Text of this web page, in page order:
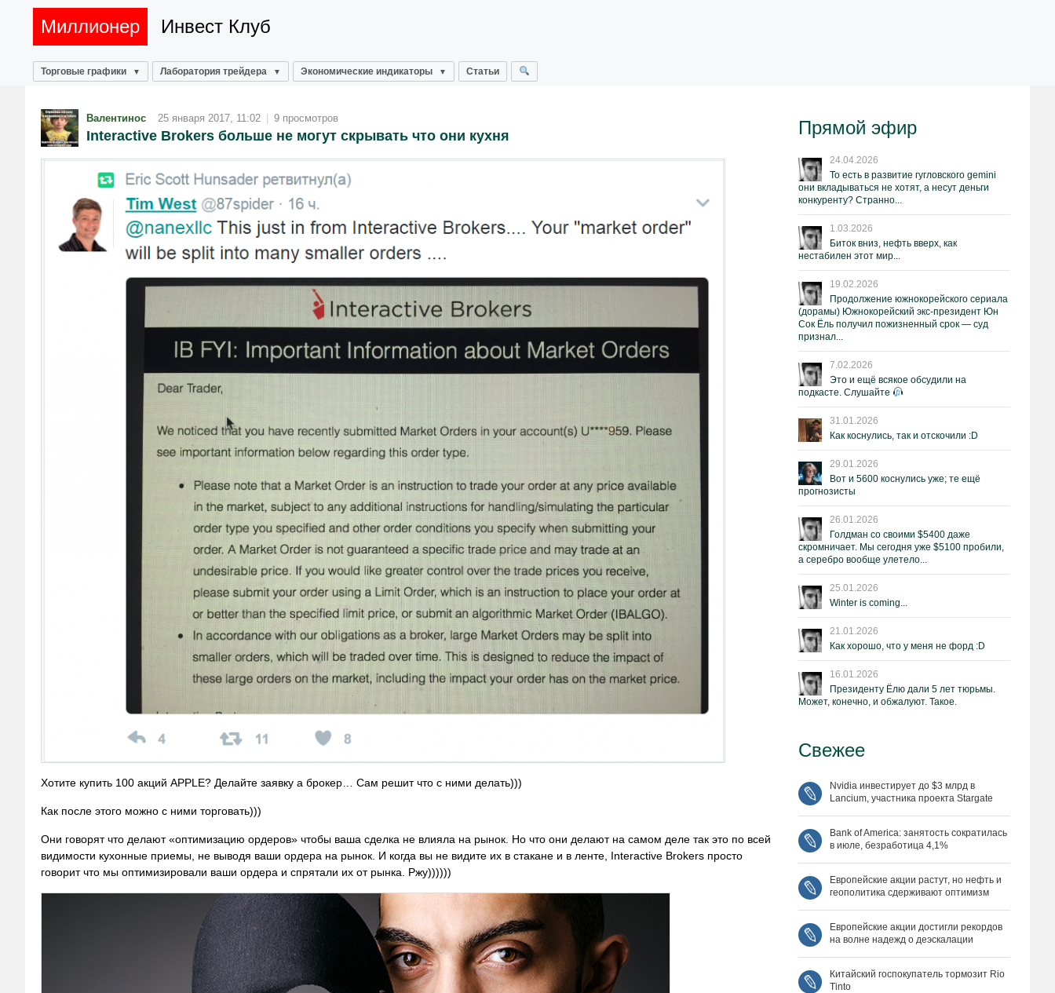
Миллионер Инвест Клуб
Торговые графики Лаборатория трейдера Экономические индикаторы Статьи
Валентинос 25 января 2017, 11:02 | 9 просмотров
Interactive Brokers больше не могут скрывать что они кухня
Хотите купить 100 акций APPLE? Делайте заявку а брокер… Сам решит что с ними делать)))
Как после этого можно с ними торговать)))
Они говорят что делают «оптимизацию ордеров» чтобы ваша сделка не влияла на рынок. Но что они делают на самом деле так это по всей
видимости кухонные приемы, не выводя ваши ордера на рынок. И когда вы не видите их в стакане и в ленте, Interactive Brokers просто
говорит что мы оптимизировали ваши ордера и спрятали их от рынка. Ржу))))))
Прямой эфир
24.04.2026
То есть в развитие гугловского gemini
они вкладываться не хотят, а несут деньги
конкуренту? Странно...
1.03.2026
Биток вниз, нефть вверх, как
нестабилен этот мир...
19.02.2026
Продолжение южнокорейского сериала
(дорамы) Южнокорейский экс-президент Юн
Сок Ёль получил пожизненный срок — суд
признал...
7.02.2026
Это и ещё всякое обсудили на
подкасте. Слушайте
31.01.2026
Как коснулись, так и отскочили :D
29.01.2026
Вот и 5600 коснулись уже; те ещё
прогнозисты
26.01.2026
Голдман со своими $5400 даже
скромничает. Мы сегодня уже $5100 пробили,
а серебро вообще улетело...
25.01.2026
Winter is coming...
21.01.2026
Как хорошо, что у меня не форд :D
16.01.2026
Президенту Ёлю дали 5 лет тюрьмы.
Может, конечно, и обжалуют. Такое.
Свежее
Nvidia инвестирует до $3 млрд в
Lancium, участника проекта Stargate
Bank of America: занятость сократилась
в июле, безработица 4,1%
Европейские акции растут, но нефть и
геополитика сдерживают оптимизм
Европейские акции достигли рекордов
на волне надежд о деэскалации
Китайский госпокупатель тормозит Rio
Tinto